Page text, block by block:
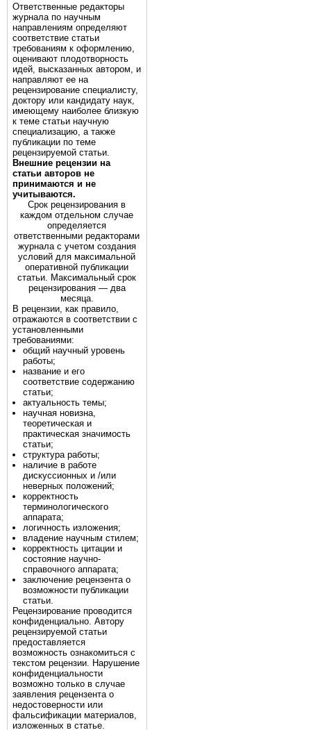
Ответственные редакторы
журнала по научным
направлениям определяют
соответствие статьи
требованиям к оформлению,
оценивают плодотворность
идей, высказанных автором, и
направляют ее на
рецензирование специалисту,
доктору или кандидату наук,
имеющему наиболее близкую
к теме статьи научную
специализацию, а также
публикации по теме
рецензируемой статьи.
Внешние рецензии на
статьи авторов не
принимаются и не
учитываются.
Срок рецензирования в
каждом отдельном случае
определяется
ответственными редакторами
журнала с учетом создания
условий для максимальной
оперативной публикации
статьи. Максимальный срок
рецензирования — два
месяца.
В рецензии, как правило,
отражаются в соответствии с
установленными
требованиями:
общий научный уровень
работы;
название и его
соответствие содержанию
статьи;
актуальность темы;
научная новизна,
теоретическая и
практическая значимость
статьи;
структура работы;
наличие в работе
дискуссионных и /или
неверных положений;
корректность
терминологического
аппарата;
логичность изложения;
владение научным стилем;
корректность цитации и
состояние научно-
справочного аппарата;
заключение рецензента о
возможности публикации
статьи.
Рецензирование проводится
конфиденциально. Автору
рецензируемой статьи
предоставляется
возможность ознакомиться с
текстом рецензии. Нарушение
конфиденциальности
возможно только в случае
заявления рецензента о
недостоверности или
фальсификации материалов,
изложенных в статье.